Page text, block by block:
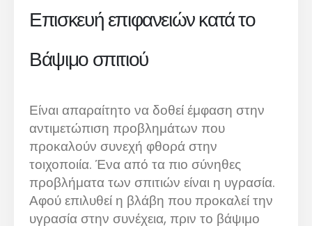
Επισκευή επιφανειών κατά το
Βάψιμο σπιτιού
Είναι απαραίτητο να δοθεί έμφαση στην
αντιμετώπιση προβλημάτων που
προκαλούν συνεχή φθορά στην
τοιχοποιία. Ένα από τα πιο σύνηθες
προβλήματα των σπιτιών είναι η υγρασία.
Αφού επιλυθεί η βλάβη που προκαλεί την
υγρασία στην συνέχεια, πριν το βάψιμο